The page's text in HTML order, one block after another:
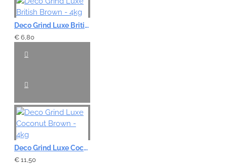
Deco Grind Luxe British Brown - 4kg
€ 6,80
Deco Grind Luxe Coconut Brown - 4kg
€ 11,50